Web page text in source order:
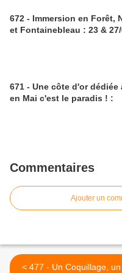
672 - Immersion en Forêt,
et Fontainebleau : 23 &
671 - Une côte d'or dédiée
en Mai c'est le paradis ! :
Commentaires
Ajouter un
< 477 - Un Coquillage, un